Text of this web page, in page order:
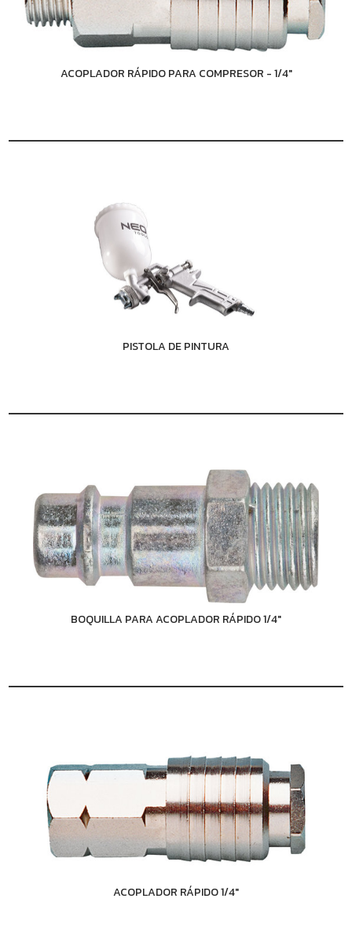
ACOPLADOR RÁPIDO PARA COMPRESOR - 1/4"
PISTOLA DE PINTURA
BOQUILLA PARA ACOPLADOR RÁPIDO 1/4"
ACOPLADOR RÁPIDO 1/4"